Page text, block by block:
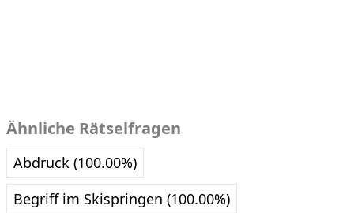
Ähnliche Rätselfragen
Abdruck (100.00%)
Begriff im Skispringen (100.00%)